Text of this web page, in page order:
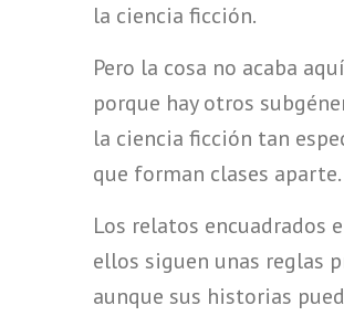
la ciencia ficción.
Pero la cosa no acaba
porque hay otros
la ciencia ficción tan
que forman clases aparte.
Los relatos encuadrados
ellos siguen unas reglas
aunque sus historias